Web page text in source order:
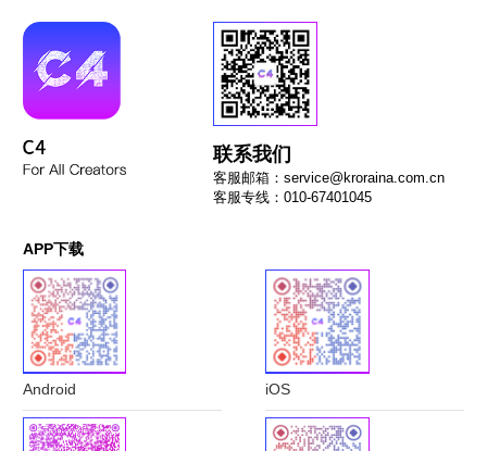
联系我们
客服邮箱：service@kroraina.com.cn
客服专线：010-67401045
APP下载
Android iOS